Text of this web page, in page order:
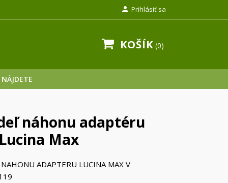
 Prihlásiť sa
KOŠÍK 0
náhonu adaptéru
Max
ADAPTERU LUCINA MAX V